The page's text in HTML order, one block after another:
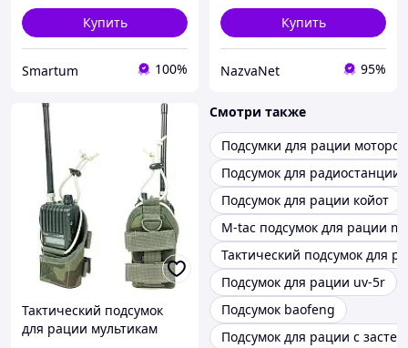
Купить
Smartum 100%
Купить
NazvaNet 95%
Тактический подсумок
для рации мультикам
Смотри также
Подсумки для рации
Подсумок для радиостанции
Подсумок для рации койот
M-tac подсумок для рации
Тактический подсумок для
Подсумок для рации uv-5r
Подсумок baofeng
Подсумок для рации с